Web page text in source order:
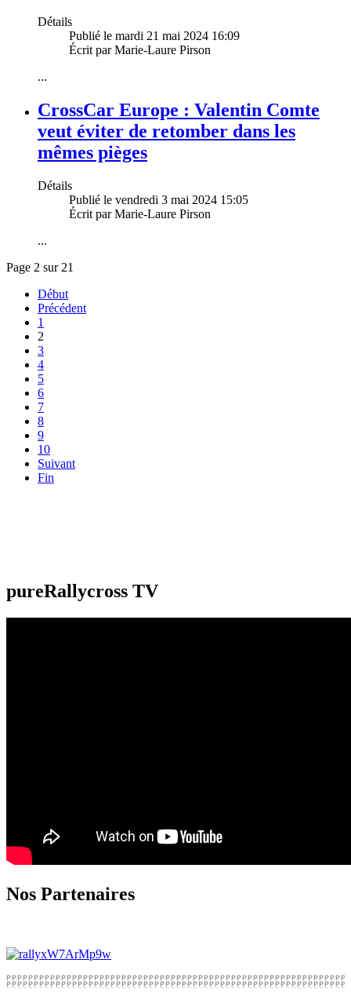
Détails
Publié le mardi 21 mai 2024 16:09
Écrit par Marie-Laure Pirson
...
CrossCar Europe : Valentin Comte
veut éviter de retomber dans les
mêmes pièges
Détails
Publié le vendredi 3 mai 2024 15:05
Écrit par Marie-Laure Pirson
...
Page 2 sur 21
Début
Précédent
1
2
3
4
5
6
7
8
9
10
Suivant
Fin
pureRallycross TV
Nos Partenaires